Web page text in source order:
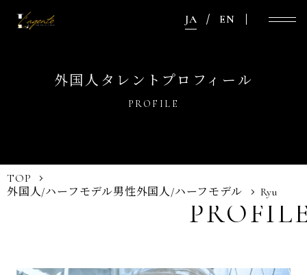
JA EN
外国人タレントプロフィール
PROFILE
TOP
外国人/ハーフモデル男性外国人/ハーフモデル Ryu